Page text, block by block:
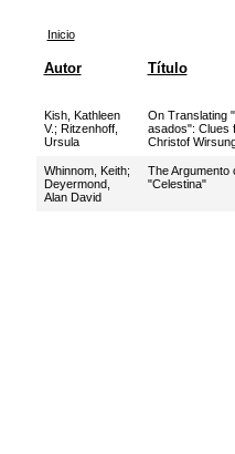
Inicio
Autor Título
Kish, Kathleen
V.; Ritzenhoff,
Ursula
On Translating
asados": Clues
Christof
Whinnom, Keith;
Deyermond,
Alan David
The Argumento
"Celestina"